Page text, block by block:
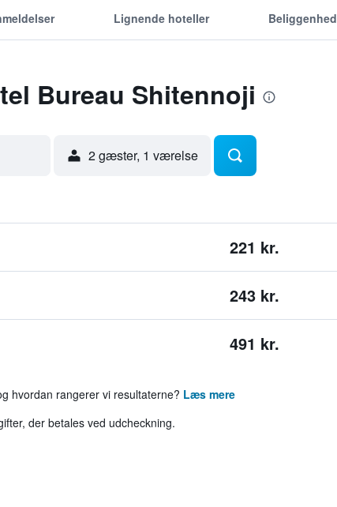
Lignende hoteller Beliggenhed
Bureau Shitennoji
2 gæster, 1 værelse
221 kr.
243 kr.
491 kr.
hvordan rangerer vi resultaterne? Læs mere
der betales ved udcheckning.